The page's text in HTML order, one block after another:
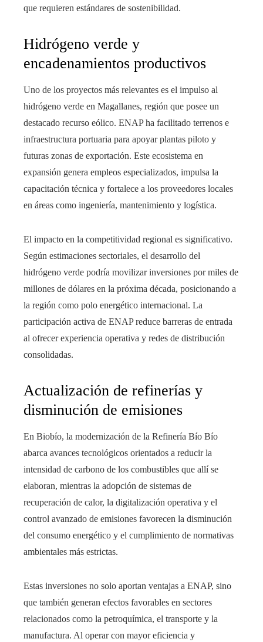
que requieren estándares de sostenibilidad.
Hidrógeno verde y
encadenamientos productivos
Uno de los proyectos más relevantes es el impulso al
hidrógeno verde en Magallanes, región que posee un
destacado recurso eólico. ENAP ha facilitado terrenos e
infraestructura portuaria para apoyar plantas piloto y
futuras zonas de exportación. Este ecosistema en
expansión genera empleos especializados, impulsa la
capacitación técnica y fortalece a los proveedores locales
en áreas como ingeniería, mantenimiento y logística.
El impacto en la competitividad regional es significativo.
Según estimaciones sectoriales, el desarrollo del
hidrógeno verde podría movilizar inversiones por miles de
millones de dólares en la próxima década, posicionando a
la región como polo energético internacional. La
participación activa de ENAP reduce barreras de entrada
al ofrecer experiencia operativa y redes de distribución
consolidadas.
Actualización de refinerías y
disminución de emisiones
En Biobío, la modernización de la Refinería Bío Bío
abarca avances tecnológicos orientados a reducir la
intensidad de carbono de los combustibles que allí se
elaboran, mientras la adopción de sistemas de
recuperación de calor, la digitalización operativa y el
control avanzado de emisiones favorecen la disminución
del consumo energético y el cumplimiento de normativas
ambientales más estrictas.
Estas inversiones no solo aportan ventajas a ENAP, sino
que también generan efectos favorables en sectores
relacionados como la petroquímica, el transporte y la
manufactura. Al operar con mayor eficiencia y